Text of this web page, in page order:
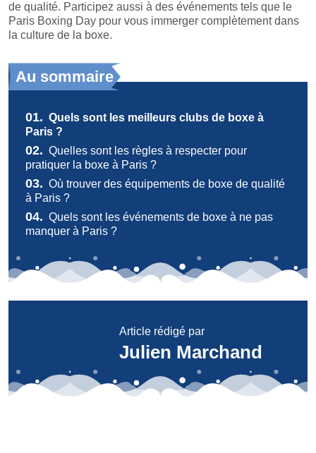
de qualité. Participez aussi à des événements tels que le
Paris Boxing Day pour vous immerger complètement dans
la culture de la boxe.
Au sommaire
01. Quels sont les meilleurs clubs de boxe à
Paris ?
02. Quelles sont les règles à respecter pour
pratiquer la boxe à Paris ?
03. Où trouver des équipements de boxe de qualité
à Paris ?
04. Quels sont les événements de boxe à ne pas
manquer à Paris ?
Article rédigé par
Julien Marchand